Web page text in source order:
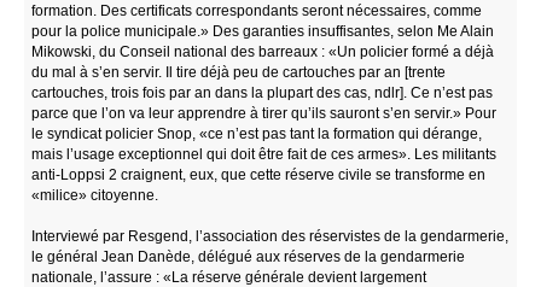
formation. Des certificats correspondants seront nécessaires, comme
pour la police municipale.» Des garanties insuffisantes, selon Me Alain
Mikowski, du Conseil national des barreaux : «Un policier formé a déjà
du mal à s’en servir. Il tire déjà peu de cartouches par an [trente
cartouches, trois fois par an dans la plupart des cas, ndlr]. Ce n’est pas
parce que l’on va leur apprendre à tirer qu’ils sauront s’en servir.» Pour
le syndicat policier Snop, «ce n’est pas tant la formation qui dérange,
mais l’usage exceptionnel qui doit être fait de ces armes». Les militants
anti-Loppsi 2 craignent, eux, que cette réserve civile se transforme en
«milice» citoyenne.
Interviewé par Resgend, l’association des réservistes de la gendarmerie,
le général Jean Danède, délégué aux réserves de la gendarmerie
nationale, l’assure : «La réserve générale devient largement